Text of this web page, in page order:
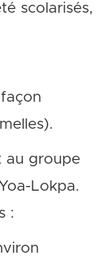
scolarisés,
au groupe
Lokpa.
: